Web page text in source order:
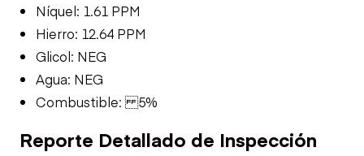
Níquel: 1.61 PPM
Hierro: 12.64 PPM
Glicol: NEG
Agua: NEG
Combustible: 5%
Reporte Detallado de Inspección